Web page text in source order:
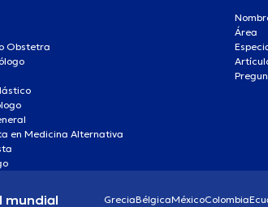
Obstetra
en Medicina Alternativa
Área
mundial GreciaBélgicaMéxicoColombia